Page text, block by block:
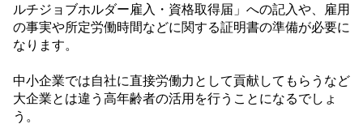
ルチジョブホルダー雇入・資格取得届」への記入や、雇用
の事実や所定労働時間などに関する証明書の準備が必要に
なります。
中小企業では自社に直接労働力として貢献してもらうなど
大企業とは違う高年齢者の活用を行うことになるでしょ
う。